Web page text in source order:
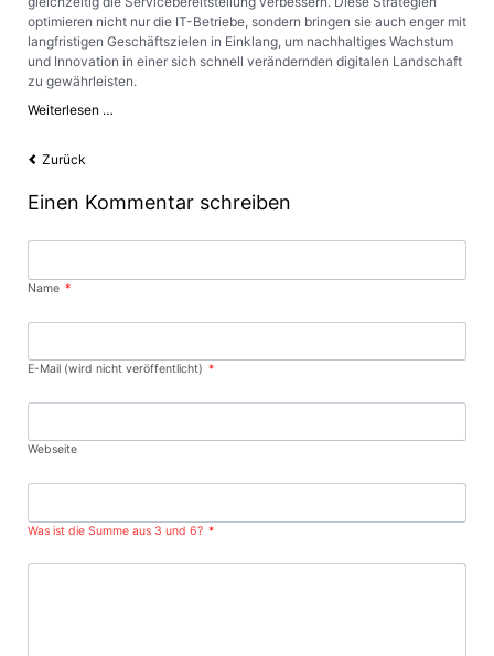
optimieren nicht nur die IT-Betriebe, sondern bringen sie auch enger mit
langfristigen Geschäftszielen in Einklang, um nachhaltiges Wachstum
und Innovation in einer sich schnell verändernden digitalen Landschaft
zu gewährleisten.
Weiterlesen …
der
Zurück
Einen Kommentar schreiben
Pflichtfeld
Name *
Pflichtfeld
E-Mail (wird nicht veröffentlicht) *
Webseite
Was ist die Summe aus 3 und 6? *